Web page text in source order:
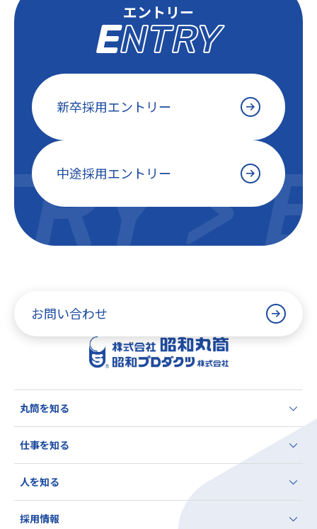
>
エントリー
ENTRY
新卒採用エントリー
中途採用エントリー
お問い合わせ
丸筒を知る
丸筒を知る TOP
3分でわかる昭和丸筒
昭和丸筒はどんな会社？
数字で見る昭和丸筒
仕事を知る
仕事を知る TOP
営業職
製造職
設備設計職
人を知る
人を知る TOP
平尾さん
採用情報